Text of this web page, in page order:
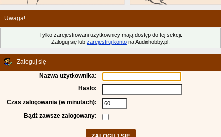
Uwaga!
Tylko zarejestrowani użytkownicy mają dostęp do tej sekcji.
Zaloguj się lub zarejestruj konto na Audiohobby.pl.
Zaloguj się
Nazwa użytkownika:
Hasło:
Czas zalogowania (w minutach):
Bądź zawsze zalogowany: